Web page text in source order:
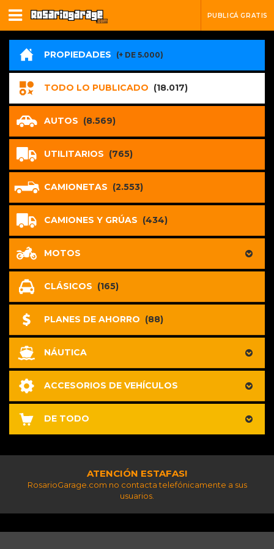
PUBLICÁ GRATIS
PROPIEDADES (+ DE 5.000)
TODO LO PUBLICADO (18.017)
AUTOS (8.569)
UTILITARIOS (765)
CAMIONETAS (2.553)
CAMIONES Y GRÚAS (434)
MOTOS
CLÁSICOS (165)
PLANES DE AHORRO (88)
NÁUTICA
ACCESORIOS DE VEHÍCULOS
DE TODO
ATENCIÓN ESTAFAS!
RosarioGarage.com no contacta telefónicamente a sus
usuarios.